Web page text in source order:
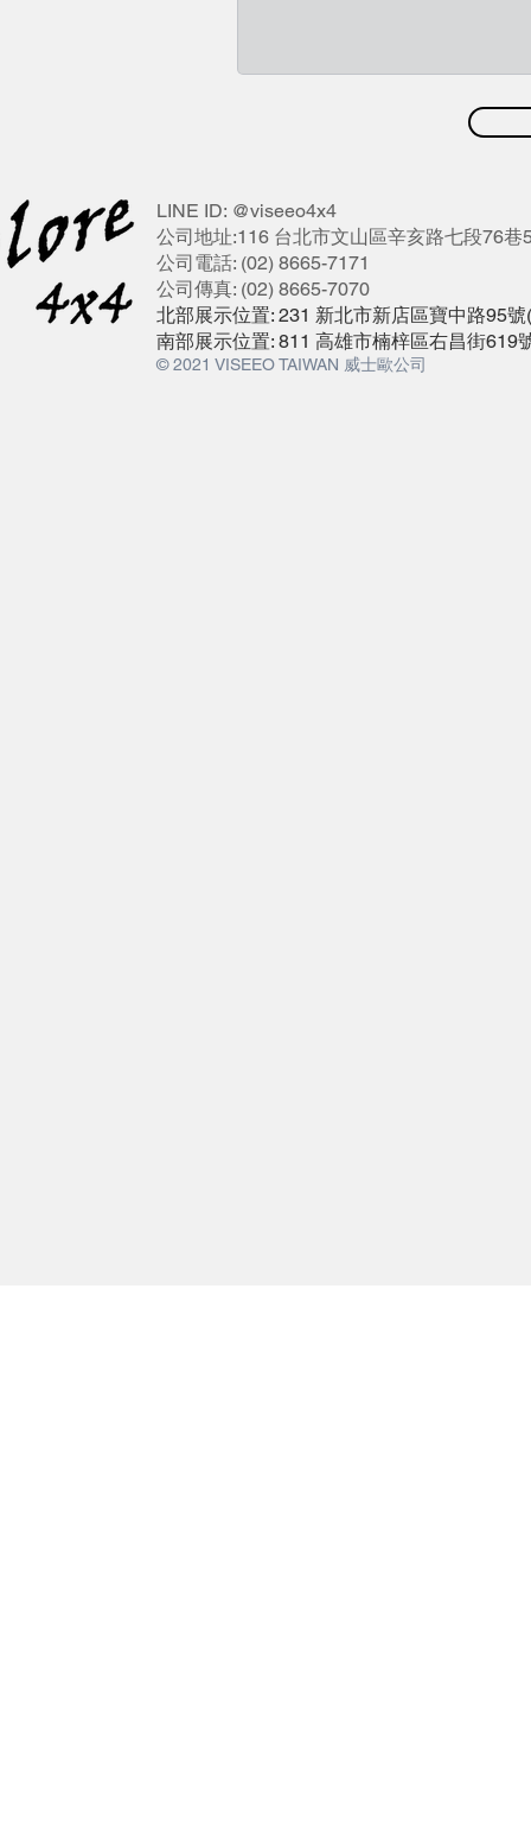
LINE ID: @viseeo4x4
公司地址:116 台北市文山區辛亥路七段76巷
公司電話: (02) 8665-7171
公司傳真: (02) 8665-7070
北部展示位置: 231 新北市新店區寶中路95
南部展示位置: 811 高雄市楠梓區右昌街619
© 2021 VISEEO TAIWAN 威士歐公司